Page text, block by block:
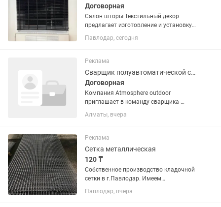
Договорная
Салон шторы Текстильный декор
предлагает изготовление и установку
жалюзи горизонтальные деревянные
2.5см и 5 см по доступным ценам,
алюминиевые перфорированные и нет,
ролл шторы...
Павлодар, сегодня
Реклама
Сварщик полуавтоматической сварки
Договорная
Компания Atmosphere outdoor
приглашает в команду сварщика-
слесаря для изготовления
металлических каркасов ротанговой
профильной и тонкостенной круглой
трубы на...
Алматы, вчера
Реклама
Сетка металлическая
120 ₸
Собственное производство кладочной
сетки в г.Павлодар. Имеем
возможность изготовить сетку
арматурную - кладочную ,
Павлодар, вчера